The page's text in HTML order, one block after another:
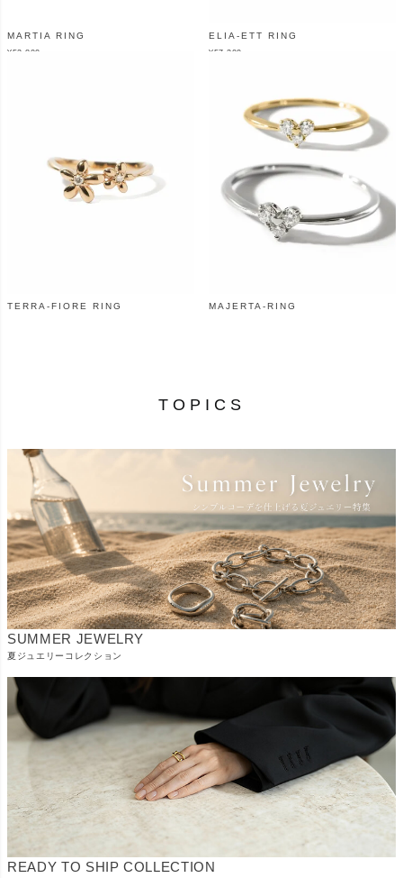
MARTIA RING
¥52,800
ELIA-ETT RING
¥57,200
TERRA-FIORE RING MAJERTA-RING
TOPICS
SUMMER JEWELRY
夏ジュエリーコレクション
READY TO SHIP COLLECTION